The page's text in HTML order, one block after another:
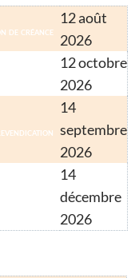
de créance
12 août
2026
12 octobre
2026
14
septembre
2026
14
décembre
2026